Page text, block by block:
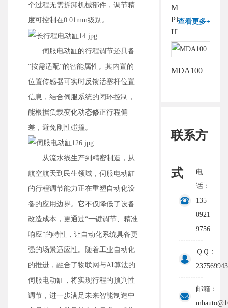
个过程无需拆卸机械部件，调节精
度可控制在0.01mm级别。
伺服电动缸的行程调节还具备
“按需适配”的智能属性。其内置的
位置传感器可实时反馈活塞杆位置
信息，结合伺服系统的闭环控制，
能根据负载变化动态修正行程偏
差，避免刚性碰撞。
从流水线生产到精密制造，从
航空航天到民生领域，伺服电动缸
的行程调节能力正在重塑自动化设
备的应用边界。它不仅降低了设备
改造成本，更通过“一键调节、精准
响应”的特性，让自动化系统具备更
强的场景适应性。随着工业自动化
的推进，融合了物联网与AI算法的
伺服电动缸，将实现行程的预判性
调节，进一步满足未来智能制造中
查看更多+
MDA40-
PJ-
HL
MDA100
联系方
式
电
话：
135
0921
9756
ＱＱ：
邮箱：